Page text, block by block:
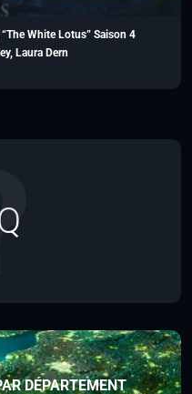
White Lotus” Saison 4
Laura Dern
DÉPARTEMENT